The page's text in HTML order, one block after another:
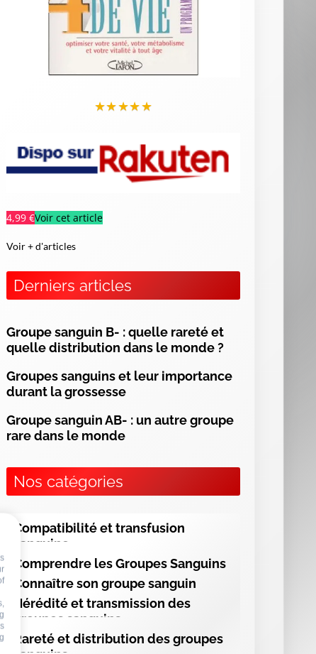
★★★★★
4,99 €Voir cet article
Voir + d'articles
Derniers articles
Groupe sanguin B- : quelle rareté et
quelle distribution dans le monde ?
Groupes sanguins et leur importance
durant la grossesse
Groupe sanguin AB- : un autre groupe
rare dans le monde
Nos catégories
Compatibilité et transfusion
sanguine
Comprendre les Groupes Sanguins
Connaître son groupe sanguin
Hérédité et transmission des
groupes sanguins
Rareté et distribution des groupes